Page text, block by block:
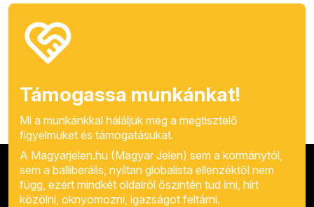
Támogassa munkánkat!
Mi a munkánkkal háláljuk meg a megtisztelő
figyelmüket és támogatásukat.
A Magyarjelen.hu (Magyar Jelen) sem a kormánytól,
sem a balliberális, nyíltan globalista ellenzéktől nem
függ, ezért mindkét oldalról őszintén tud írni, hírt
közölni, oknyomozni, igazságot feltárni.